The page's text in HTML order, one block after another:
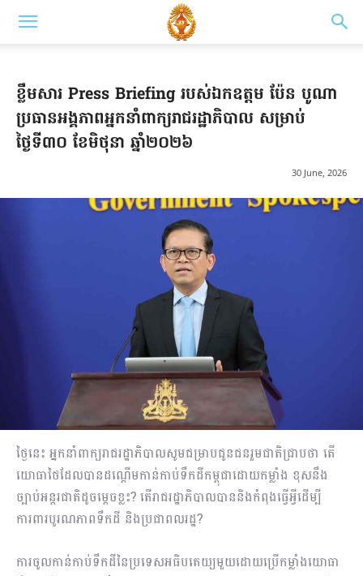
ខ្លឹមសារ Press Briefing របស់ឯកឧត្តម ប៉ែន បូណា
ប្រធានអង្គភាពអ្នកនាំពាក្យរាជរដ្ឋាភិបាល សម្រាប់
ថ្ងៃទី៣០ ខែមិថុនា ឆ្នាំ២០២៦
30 June, 2026
ថ្ងៃនេះ អ្នកនាំពាក្យរាជរដ្ឋាភិបាលសូមជម្រាបជូនជនរួមជាតិជ្រាបថា តើ
យោធាថៃដែលបានដណ្តើមកាន់កាប់ទឹកដីកម្ពុជាដោយកម្លាំង ខុសនឹង
ច្បាប់អន្តរជាតិដូចម្តេចខ្លះ? តើរាជរដ្ឋាភិបាលបាននិងកំពុងធ្វើអ្វីដើម្បី
ការពារបូរណភាពទឹកដី និងប្រជាពលរដ្ឋ?
ការចូលកាន់កាប់ទឹកដីនៃប្រទេសអធិបតេយ្យមួយដោយប្រើកម្លាំងយោធា